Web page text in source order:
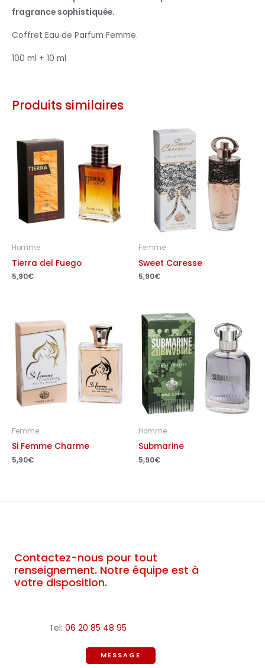
fragrance sophistiquée.
Coffret Eau de Parfum Femme.
100 ml + 10 ml
Produits similaires
Homme
Tierra del Fuego
5,90€
Femme
Sweet Caresse
5,90€
Femme
Si Femme Charme
5,90€
Homme
Submarine
5,90€
Contactez-nous pour tout
renseignement. Notre équipe est à
votre disposition.
Tel: 06 20 85 48 95
MESSAGE